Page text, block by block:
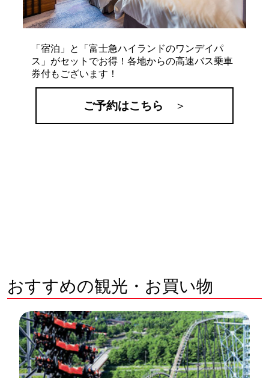
「宿泊」と「富士急ハイランドのワンデイパ
ス」がセットでお得！各地からの高速バス乗車
券付もございます！
ご予約はこちら ＞
おすすめの観光・お買い物